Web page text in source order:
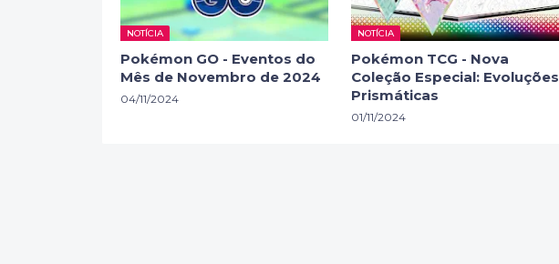
NOTÍCIA
Pokémon GO - Eventos do
Mês de Novembro de 2024
04/11/2024
NOTÍCIA
Pokémon TCG - Nova
Coleção Especial: Evoluções
Prismáticas
01/11/2024